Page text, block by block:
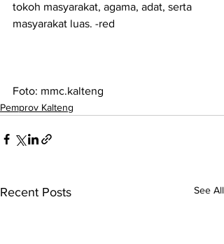
tokoh masyarakat, agama, adat, serta
masyarakat luas. -red
Foto: mmc.kalteng
Pemprov Kalteng
Recent Posts See All